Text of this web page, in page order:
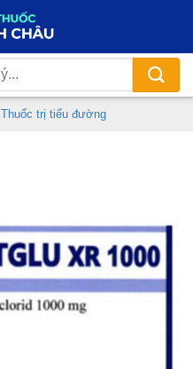
Thuốc trị tiểu đường